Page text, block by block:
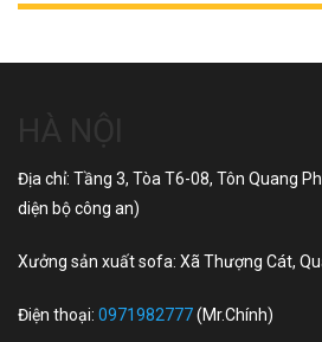
Địa chỉ: Tầng 3, Tòa T6-08, Tôn Quang
diện bộ công an)
Xưởng sản xuất sofa: Xã Thượng Cát,
Điện thoại: 0971982777(Mr.Chính)